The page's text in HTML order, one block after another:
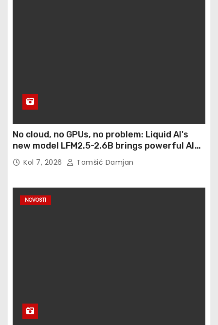
No cloud, no GPUs, no problem: Liquid AI's
new model LFM2.5-2.6B brings powerful AI
agents to devices as small as a Raspberry Pi
Kol 7, 2026 Tomšić Damjan
NOVOSTI